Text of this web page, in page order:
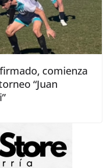
comienza
“Juan